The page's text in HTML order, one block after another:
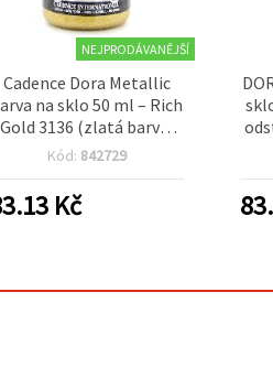
NEJPRODÁVANĚJŠÍ
Cadence Dora Metallic
na sklo 50 ml – Rich
Gold 3136 (zlatá barva,
nikoli pravé zlato) pro
tvoření
Kód: 842729
Kč